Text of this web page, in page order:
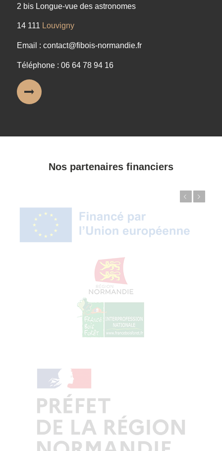
2 bis Longue-vue des astronomes
14 111 Louvigny
Email : contact@fibois-normandie.fr
Téléphone : 06 64 78 94 16
Nos partenaires financiers
© Copyright - ProfessionsBois | Conception et réalisation :
Actualités
Mentions légales
Politique de confidentialité